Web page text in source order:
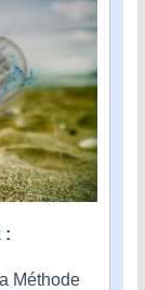
:
Méthode